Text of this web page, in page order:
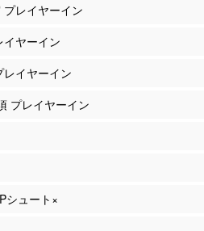
レイヤーイン
ヤーイン
イヤーイン
プレイヤーイン
シュート×